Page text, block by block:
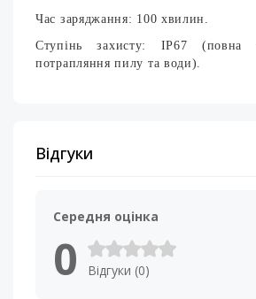
Час заряджання: 100 хвилин.
Ступінь захисту: IP67 (повна
потрапляння пилу та води).
Відгуки
Середня оцінка
0 Відгуки (0)